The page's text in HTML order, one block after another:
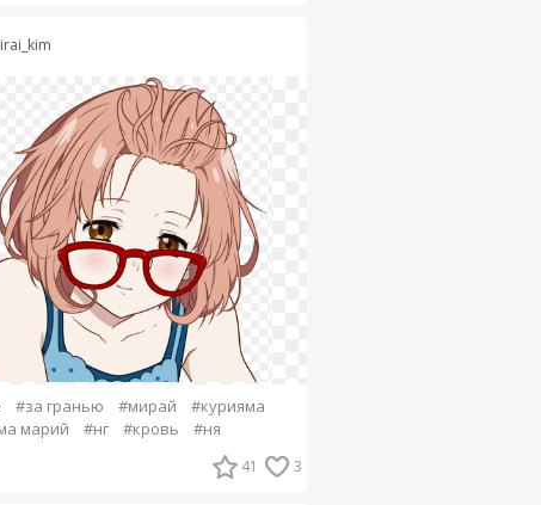
#за гранью #мирай
#курияма
марий
#нг #кровь #ня
41 3